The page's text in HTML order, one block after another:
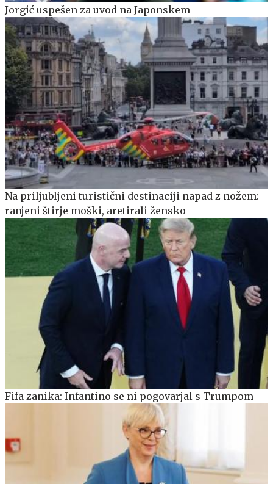
Jorgić uspešen za uvod na Japonskem
Na priljubljeni turistični destinaciji napad z nožem:
ranjeni štirje moški, aretirali žensko
Fifa zanika: Infantino se ni pogovarjal s Trumpom